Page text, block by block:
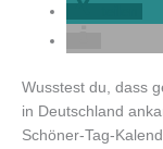
Wusstest du, dass
in Deutschland
Schöner-Tag-